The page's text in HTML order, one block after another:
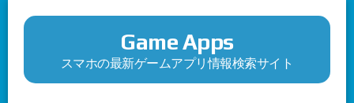
Game Apps
スマホの最新ゲームアプリ情報検索サイト